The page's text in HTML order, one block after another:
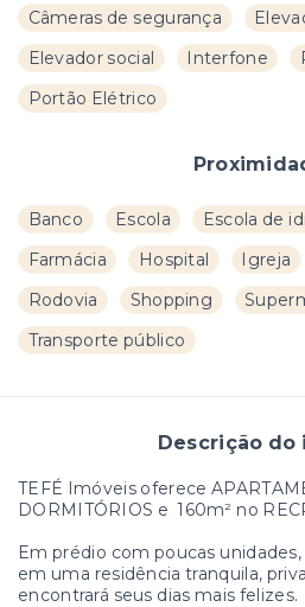
Câmeras de segurança
Elevador social
Interfone
Portão Elétrico
Banco Escola Escola de
Farmácia
Hospital Igreja
Rodovia
Shopping
Transporte público
Descrição do
TEFÉ Imóveis oferece
DORMITÓRIOS e 160m² no
Em prédio com poucas
em uma residência tranquila,
encontrará seus dias mais felizes.